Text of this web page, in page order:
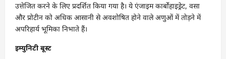
उत्तेजित करने के लिए प्रदर्शित किया गया है। ये एंजाइम कार्बोहाइड्रेट, वसा
और प्रोटीन को अधिक आसानी से अवशोषित होने वाले अणुओं में तोड़ने में
अपरिहार्य भूमिका निभाते हैं।
इम्युनिटी बूस्ट